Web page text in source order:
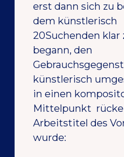
erst dann sich zu
dem künstlerisch
20Suchenden klar
begann, den
künstlerisch
in einen
Mittelpunkt
Arbeitstitel des
wurde: